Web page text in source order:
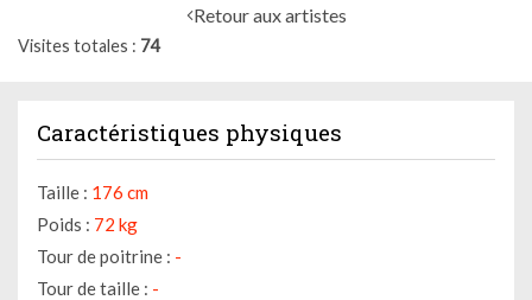
Retour aux artistes
Visites totales 74
Caractéristiques physiques
Taille : 176 cm
Poids : 72 kg
Tour de poitrine : -
Tour de taille : -